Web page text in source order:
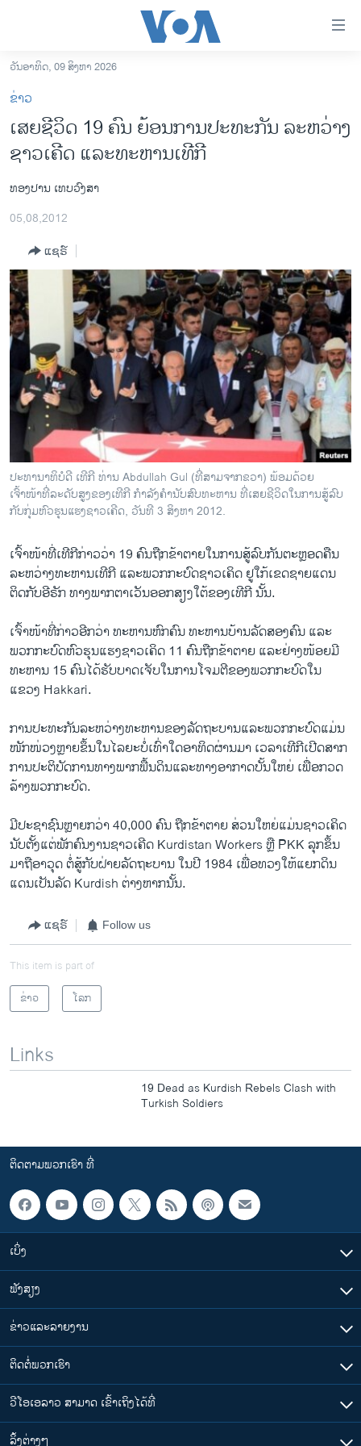
ເຂົ້າ
ຫາ
ຂ້າມ
ຂ້າມ
ຫາ
ຊອກ
ຄົ້ນ
ອາເມຣິກາ
ຂ່າວ​ຈີນ
ໂລກ
ເອເຊຍ
ອິດສະຫຼະພາບດ້ານການຂ່າວ
ຊີວິດຊາວລາວ
ຊຸມຊົນຊາວລາວ
ວິທະຍາສາດ-ເທັກໂນໂລຈີ
ທຸລະກິດ
ພາສາອັງກິດ
ວີດີໂອ
ສຽງ
ລາຍການກະຈາຍສຽງ
ລາຍງານ
ວັນອາທິດ, 09 ສິງຫາ 2026
ຂ່າວ
ເສຍຊີວິດ 19 ຄົນ ຍ້ອນການປະທະກັນ ລະຫວ່າງ
ຊາວເຄີດ ແລະທະຫານເທີກີ
ທອງປານ ເທບວົງສາ
05,08,2012
ແຊຣ໌
ປະທານາທິບໍດີ ເທີກີ ທ່ານ Abdullah Gul (ທີ່ສາມຈາກຂວາ) ພ້ອມດ້ວຍ
ເຈົ້າໜ້າທີ່ລະດັບສູງຂອງເທີກີ ກໍາລັງຄໍານັບສົບທະຫານ ທີ່ເສຍຊີວິດໃນການສູ້ລົບ
ກັບກຸ່ມຫົວຮຸນແຮງຊາວເຄີດ, ວັນທີ 3 ສິງຫາ 2012.
ເຈົ້າໜ້າ​ທີ່​ເທີ​ກີ​ກ່າວ​ວ່າ 19 ຄົນ​ຖືກ​ຂ້າ​ຕາຍ​ໃນ​ການ​ສູ້​ລົບ​ກັນ​ຕະຫຼອດຄືນ
ລະຫວ່າງ​ທະຫານ​ເທີ​ກີ ​ແລະ​ພວກ​ກະບົດຊາວ​ເຄິດ ຢູ​ໃກ້​ເຂດ​ຊາ​ຍ​ແດນ​
ຕິດ​ກັບ​ອີຣັກ ທາງ​ພາກ​ຕາ​ເວັນ​ອອກສຽງ​ໃຕ້​ຂອງ​ເທີ​ກີ ນັ້ນ.
​ເຈົ້າໜ້າ​ທີ່​ກ່າວ​ອີກ​ວ່າ ທະຫານ​ຫົກ​ຄົນ ທະຫານ​ບ້ານ​ລັດ​ສອງ​ຄົນ ​ແລະ​
ພວກ​ກະບົດ​ຫົວ​ຮຸນ​ແຮງ​ຊາວ​ເຄິດ 11 ຄົນ​ຖືກ​ຂ້າ​ຕາຍ ​ແລະ​ຢ່າງ​ໜ້ອຍ​ມີ
ທະຫານ 15 ຄົນ​ໄດ້​ຮັບ​ບາດ​ເຈັບ​ໃນ​ການ​ໂຈມ​ຕີ​ຂອງ​ພວກກະບົດ​ໃນ​
ແຂວງ Hakkari.
​ການ​ປະ​ທະ​ກັນ​ລະຫວ່າງ​ທະຫານ​ຂອງ​ລັດຖະບານ​ແລະ​ພວກກະບົດ​ແມ່ນ​
ໜັກໜ່ວງຫຼາຍຂຶ້ນ​ໃນ​ໄລ​ຍະ​ບໍ່​ເທົ່າ​ໃດ​ອາທິດ​ຜ່ານ​ມາ ​ເວລາເທີ​ກີເປີດ​ສາກ
ການ​ປະຕິບັດ​ການ​ທາງ​ພາກ​ພື້ນ​ດິນ​ແລະ​ທາງ​ອາກາດ​ບັ້ນ​ໃຫຍ່ ​ເພື່ອ​ກວດ​
ລ້າງ​ພວກ​ກະບົດ.
​ມີ​ປະຊາຊົນຫຼາຍກວ່າ 40,000 ຄົນ ຖືກ​ຂ້າ​ຕາຍ ສ່ວນ​ໃຫຍ່​ແມ່ນ​ຊາວ​ເຄິດ
ນັບ​ຕັ້ງ​ແຕ່​ພັກຄົນ​ງານ​ຊາວ​ເຄີ​ດ Kurdistan Workers ຫຼື PKK ລຸກ​ຂຶ້ນ​
ມາ​ຖື​ອາວຸດ​ ຕໍ່ສູ້​ກັບ​ຝ່າຍ​ລັດຖະບານ ​ໃນ​ປີ 1984 ​ເພື່ອ​ທວງ​ໃຫ້​ແຍກ​ດິນ​
ແດນເປັນ​ລັດ​ Kurdish ຕ່າງຫາກນັ້ນ.
ແຊຣ໌ Follow us
This item is part of
ຂ່າວ
ໂລກ
Links
19 Dead as Kurdish Rebels Clash with
Turkish Soldiers
ຕິດຕາມພວກເຮົາ ທີ່
ເບິ່ງ
ຟັງສຽງ
ຂ່າວແລະລາຍງານ
ຕິດຕໍ່ພວກເຮົາ
ວີໂອເອລາວ ສາມາດ ເຂົ້າເຖິງໄດ້ທີ່
​ລິ້ງ​ຕ່າງໆ